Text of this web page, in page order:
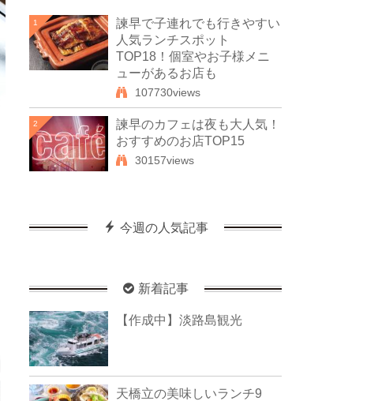
1
諫早で子連れでも行きやすい
人気ランチスポット
TOP18！個室やお子様メニ
ューがあるお店も
107730views
2
諫早のカフェは夜も大人気！
おすすめのお店TOP15
30157views
今週の人気記事
新着記事
【作成中】淡路島観光
天橋立の美味しいランチ9